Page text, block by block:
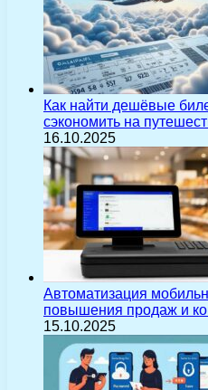
Как найти дешёвые
сэкономить на
16.10.2025
Автоматизация
повышения продаж и
15.10.2025